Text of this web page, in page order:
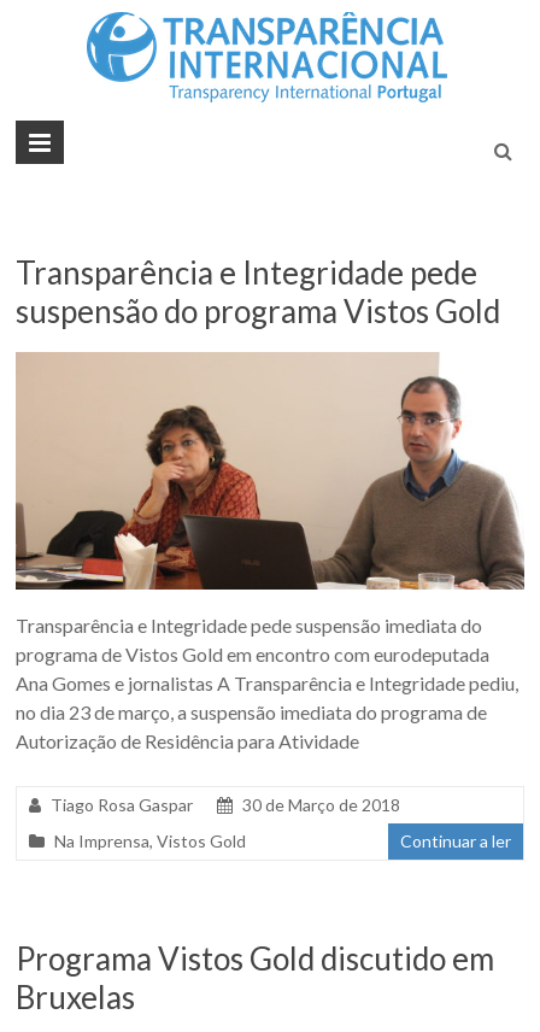
Transparência e Integridade pede
suspensão do programa Vistos Gold
Transparência e Integridade pede suspensão imediata do
programa de Vistos Gold em encontro com eurodeputada
Ana Gomes e jornalistas A Transparência e Integridade pediu,
no dia 23 de março, a suspensão imediata do programa de
Autorização de Residência para Atividade
Tiago Rosa Gaspar
30 de Março de 2018
Na Imprensa,Vistos Gold Continuar a ler
Programa Vistos Gold discutido em
Bruxelas